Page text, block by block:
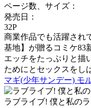
ページ数、サイズ：
発売日：
32P
商業作品でも活躍され
基地】が贈るコミケ83
エッチをたっぷりと描
ためにとセックスを
マギ(少年サンデー) モ
ラブライブ! 僕と私の